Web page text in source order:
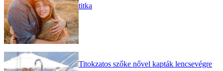
titka
Titokzatos szőke nővel kapták lencsevégre